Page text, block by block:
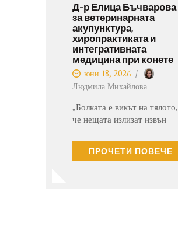
Д-р Елица Бъчварова
за ветеринарната
акупунктура,
хиропрактиката и
интегративната
медицина при конете
юни 18, 2026
Людмила Михайлова
„Болката е викът на тялото,
че нещата излизат извън
Бъчварова - Попова е
висококвалифициран
ПРОЧЕТИ ПОВЕЧЕ